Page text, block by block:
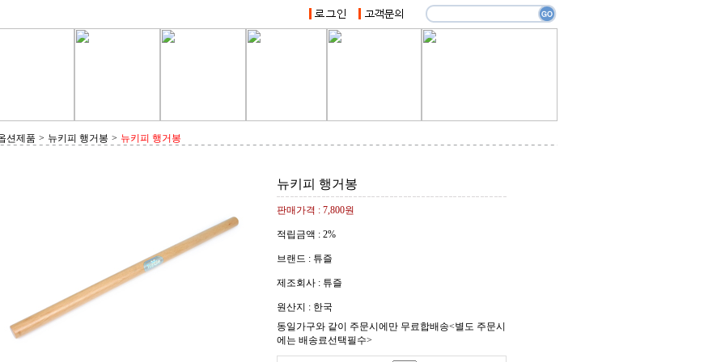
션제품 > 뉴키피 행거봉 > 뉴키피 행거봉
뉴키피 행거봉
판매가격 : 7,800원
적립금액 : 2%
브랜드 : 튜즐
제조회사 : 튜즐
원산지 : 한국
동일가구와 같이 주문시에만 무료합배송<별도 주문시
에는 배송료선택필수>